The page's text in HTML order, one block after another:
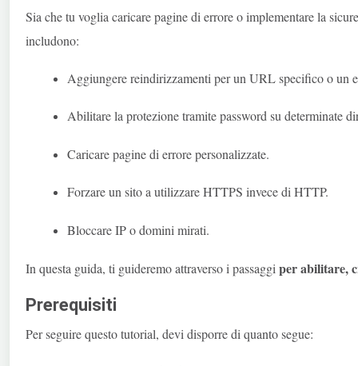
Sia che tu voglia caricare pagine di errore o implementare la
includono:
Aggiungere reindirizzamenti per un URL specifico o un
Abilitare la protezione tramite password su determinate
Caricare pagine di errore personalizzate.
Forzare un sito a utilizzare HTTPS invece di HTTP.
Bloccare IP o domini mirati.
In questa guida, ti guideremo attraverso i passaggi per abilitare,
Prerequisiti
Per seguire questo tutorial, devi disporre di quanto segue: